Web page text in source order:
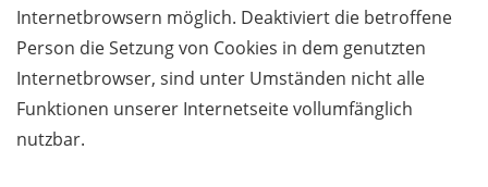
Internetbrowsern möglich. Deaktiviert die betroffene
Person die Setzung von Cookies in dem genutzten
Internetbrowser, sind unter Umständen nicht alle
Funktionen unserer Internetseite vollumfänglich
nutzbar.